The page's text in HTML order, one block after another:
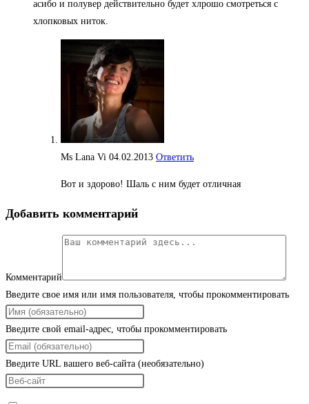
асибо и полувер действительно будет хлрошо смотреться с
хлопковых ниток.
Ms Lana Vi 04.02.2013 Ответить
Вот и здорово! Шаль с ним будет отличная
Добавить комментарий
Комментарий
Введите свое имя или имя пользователя, чтобы прокомментировать
Введите свой email-адрес, чтобы прокомментировать
Введите URL вашего веб-сайта (необязательно)